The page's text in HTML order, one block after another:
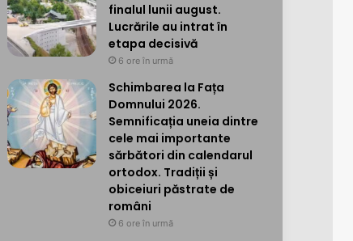
finalul lunii august.
Lucrările au intrat în
etapa decisivă
6 ore în urmă
Schimbarea la Fața
Domnului 2026.
Semnificația uneia dintre
cele mai importante
sărbători din calendarul
ortodox. Tradiții și
obiceiuri păstrate de
români
6 ore în urmă